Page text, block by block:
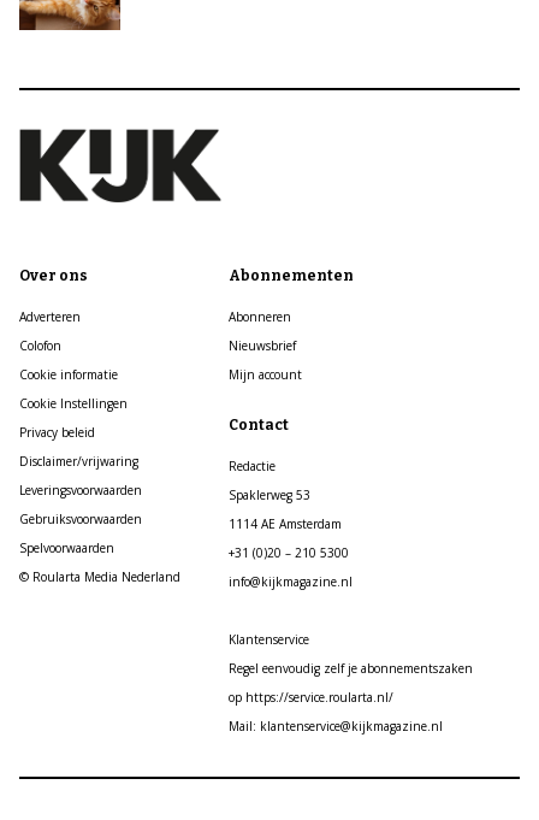
Over ons
Adverteren
Colofon
Cookie informatie
Cookie Instellingen
Privacy beleid
Disclaimer/vrijwaring
Leveringsvoorwaarden
Gebruiksvoorwaarden
Spelvoorwaarden
© Roularta Media Nederland
Abonnementen
Abonneren
Nieuwsbrief
Mijn account
Contact
Redactie
Spaklerweg 53
1114 AE Amsterdam
+31 (0)20 – 210 5300
info@kijkmagazine.nl
Klantenservice
Regel eenvoudig zelf je abonnementszaken
op https://service.roularta.nl/
Mail: klantenservice@kijkmagazine.nl